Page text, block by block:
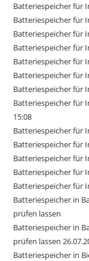
Batteriespeicher für
Batteriespeicher für
Batteriespeicher für
Batteriespeicher für
Batteriespeicher für
Batteriespeicher für
Batteriespeicher für
Batteriespeicher für
15:08
Batteriespeicher für
Batteriespeicher für
Batteriespeicher für
Batteriespeicher für
Batteriespeicher für
Batteriespeicher in
prüfen lassen
Batteriespeicher in
prüfen lassen
Batteriespeicher in